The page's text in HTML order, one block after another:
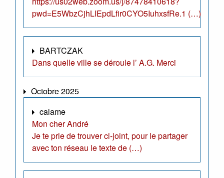
pwd=E5WbzCjhLIEpdLfir0CYO5IuhxsfRe.1 (…)
BARTCZAK
Dans quelle ville se déroule l’ A.G. Merci
Octobre 2025
calame
Mon cher André
Je te prie de trouver ci-joint, pour le partager
avec ton réseau le texte de (…)